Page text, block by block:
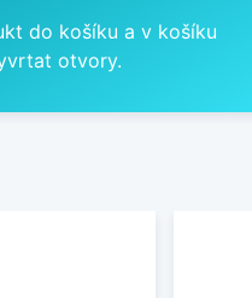
do košíku a v košíku
otvory.